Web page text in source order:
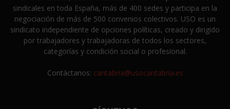
sindicales en toda España, más de 400 sedes y participa en la
negociación de más de 500 convenios colectivos. USO es un
sindicato independiente de opciones políticas, creado y dirigido
por trabajadores y trabajadoras de todos los sectores,
categorías y condición social o profesional.
Contáctanos: cantabria@usocantabria.es